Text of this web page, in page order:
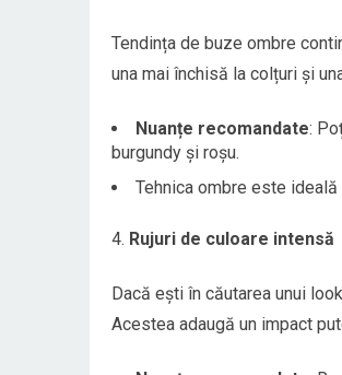
Tendința de buze ombre
una mai închisă la colțuri și
Nuanțe recomandate:
burgundy și roșu.
Tehnica ombre este
Rujuri de culoare intensă
Dacă ești în căutarea unui
Acestea adaugă un impact